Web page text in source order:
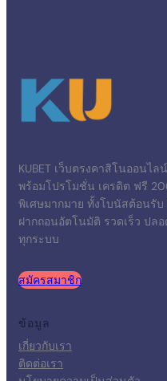
KUBET เว็บตรงคาสิโนออนไ
พร้อมโปรโมชั่น เครดิต ฟรี
พิเศษมากมาย ทั้งโบนัสต้อนรั
ฝากถอนอัตโนมัติ รวดเร็ว ปล
ทุกระบบ
สมัครสมาชิก
ข้อมูล
เกี่ยวกับเรา
ติดต่อเรา